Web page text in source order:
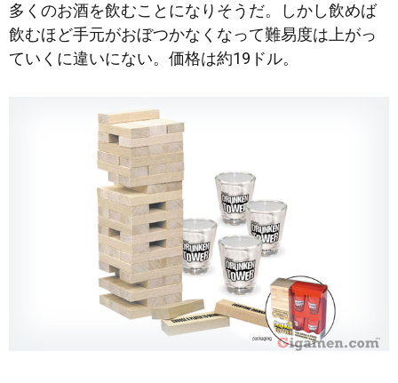
多くのお酒を飲むことになりそうだ。しかし飲めば
飲むほど手元がおぼつかなくなって難易度は上がっ
ていくに違いにない。価格は約19ドル。